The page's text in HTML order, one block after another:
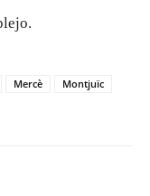
Mercè
Montjuïc